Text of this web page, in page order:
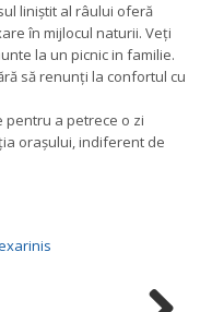
liniștit al râului oferă
în mijlocul naturii. Veți
la un picnic in familie.
să renunți la confortul cu
pentru a petrece o zi
orașului, indiferent de